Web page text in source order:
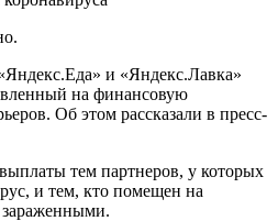
и «Яндекс.Лавка»
на финансовую
Об этом рассказали в пресс-
тем партнеров, у которых
и тем, кто помещен на
зараженными.